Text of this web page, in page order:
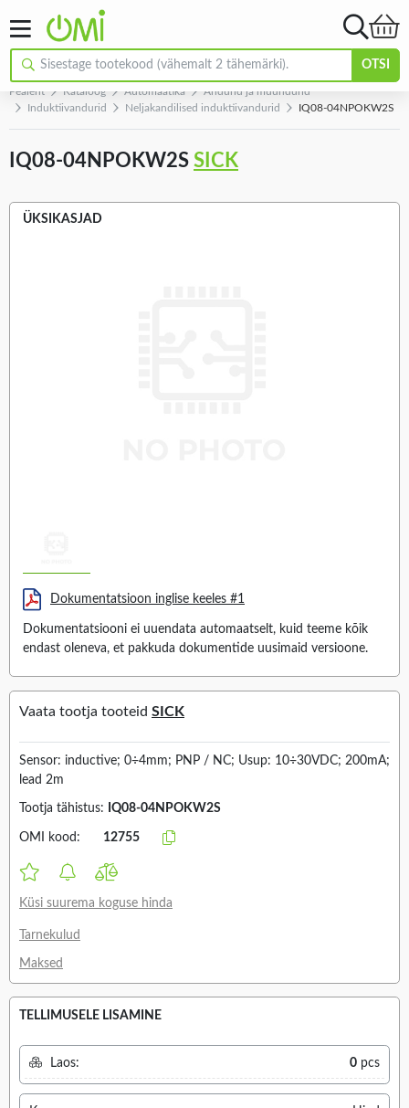
OTSI
Pealeht Kataloog Automaatika
Andurid ja muundurid
Induktiivandurid
Neljakandilised induktiivandurid IQ08-04NPOKW2S
IQ08-04NPOKW2S SICK
ÜKSIKASJAD
Dokumentatsioon inglise keeles #1
Dokumentatsiooni ei uuendata automaatselt, kuid teeme kõik
endast oleneva, et pakkuda dokumentide uusimaid versioone.
Vaata tootja tooteid SICK
Sensor: inductive; 0÷4mm; PNP / NC; Usup: 10÷30VDC; 200mA;
lead 2m
Tootja tähistus: IQ08-04NPOKW2S
OMI kood: 12755
Küsi suurema koguse hinda
Tarnekulud
Maksed
TELLIMUSELE LISAMINE
Laos: 0 pcs